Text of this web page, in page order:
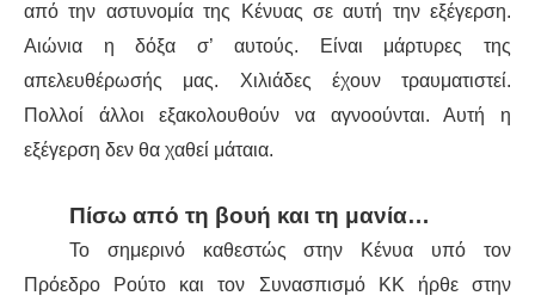
από την αστυνομία της Κένυας σε αυτή την εξέγερση.
Αιώνια η δόξα σ’ αυτούς. Είναι μάρτυρες της
απελευθέρωσής μας. Χιλιάδες έχουν τραυματιστεί.
Πολλοί άλλοι εξακολουθούν να αγνοούνται. Αυτή η
εξέγερση δεν θα χαθεί μάταια.
Πίσω από τη βουή και τη μανία…
Το σημερινό καθεστώς στην Κένυα υπό τον
Πρόεδρο Ρούτο και τον Συνασπισμό KK ήρθε στην